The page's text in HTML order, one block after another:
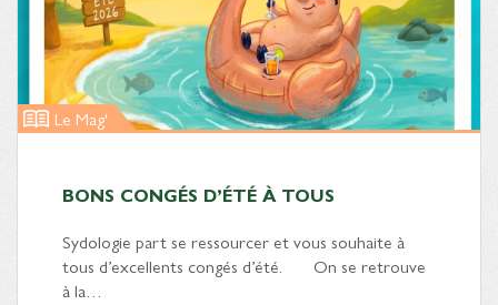
Le Mag'
BONS CONGÉS D’ÉTÉ À TOUS
Sydologie part se ressourcer et vous souhaite à
tous d’excellents congés d’été. On se retrouve
à la…